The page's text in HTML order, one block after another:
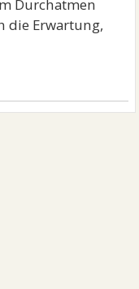
Durchatmen
die Erwartung,